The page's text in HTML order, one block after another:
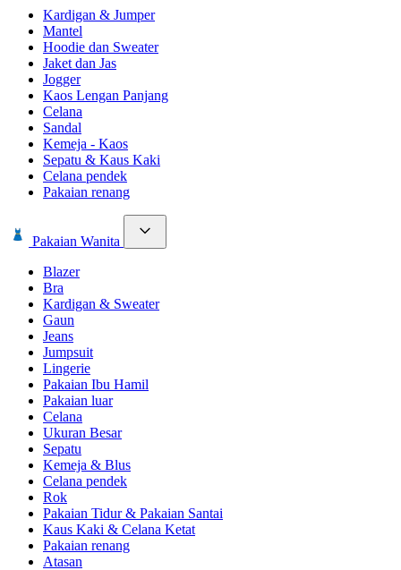
Kardigan & Jumper
Mantel
Hoodie dan Sweater
Jaket dan Jas
Jogger
Kaos Lengan Panjang
Celana
Sandal
Kemeja - Kaos
Sepatu & Kaus Kaki
Celana pendek
Pakaian renang
Pakaian Wanita
Blazer
Bra
Kardigan & Sweater
Gaun
Jeans
Jumpsuit
Lingerie
Pakaian Ibu Hamil
Pakaian luar
Celana
Ukuran Besar
Sepatu
Kemeja & Blus
Celana pendek
Rok
Pakaian Tidur & Pakaian Santai
Kaus Kaki & Celana Ketat
Pakaian renang
Atasan